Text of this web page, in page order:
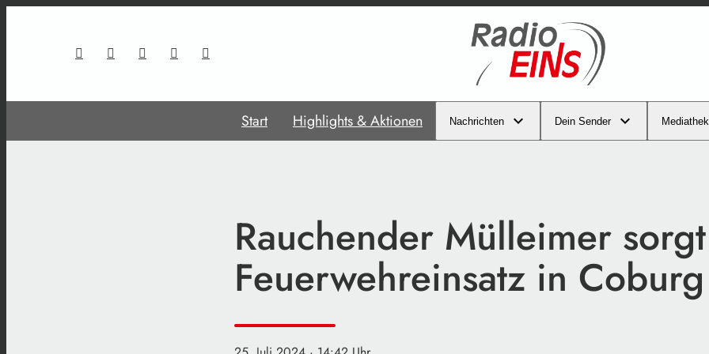
Start Highlights & Aktionen Nachrichten Dein Sender Mediathek
Rauchender Mülleimer
Feuerwehreinsatz in Coburg